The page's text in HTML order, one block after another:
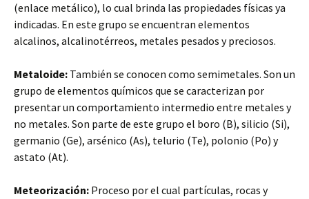
(enlace metálico), lo cual brinda las propiedades físicas ya
indicadas. En este grupo se encuentran elementos
alcalinos, alcalinotérreos, metales pesados y preciosos.
Metaloide: También se conocen como semimetales. Son un
grupo de elementos químicos que se caracterizan por
presentar un comportamiento intermedio entre metales y
no metales. Son parte de este grupo el boro (B), silicio (Si),
germanio (Ge), arsénico (As), telurio (Te), polonio (Po) y
astato (At).
Meteorización: Proceso por el cual partículas, rocas y